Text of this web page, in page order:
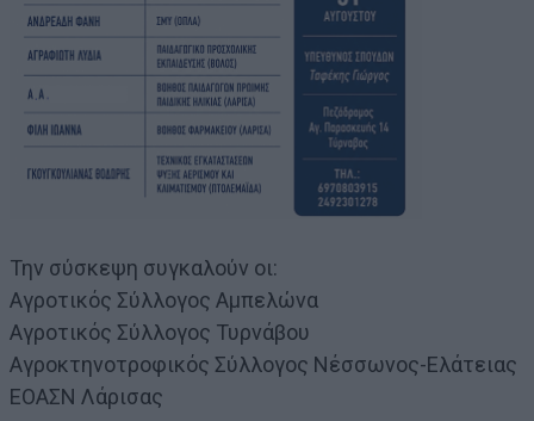
Την σύσκεψη συγκαλούν οι:
Αγροτικός Σύλλογος Αμπελώνα
Αγροτικός Σύλλογος Τυρνάβου
Αγροκτηνοτροφικός Σύλλογος Νέσσωνος-Ελάτειας
ΕΟΑΣΝ Λάρισας